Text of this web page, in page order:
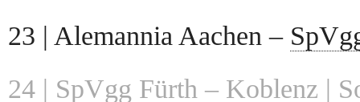
23 | Alemannia Aachen –
24 | SpVgg Fürth – Koblenz |